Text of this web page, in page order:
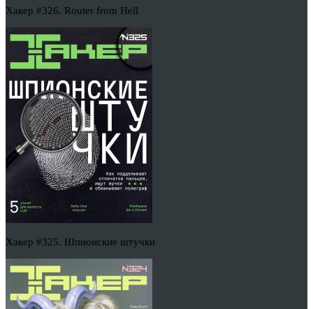
Хакер #326. Router from Hell
Хакер #325. Шпионские штучки